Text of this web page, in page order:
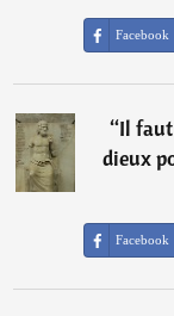
Facebook
“Il
dieux
Facebook